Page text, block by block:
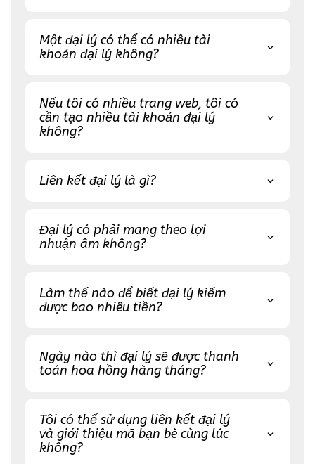
Một đại lý có thể có nhiều tài
khoản đại lý không?
Nếu tôi có nhiều trang web, tôi có
cần tạo nhiều tài khoản đại lý
không?
Liên kết đại lý là gì?
Đại lý có phải mang theo lợi
nhuận âm không?
Làm thế nào để biết đại lý kiếm
được bao nhiêu tiền?
Ngày nào thì đại lý sẽ được thanh
toán hoa hồng hàng tháng?
Tôi có thể sử dụng liên kết đại lý
và giới thiệu mã bạn bè cùng lúc
không?